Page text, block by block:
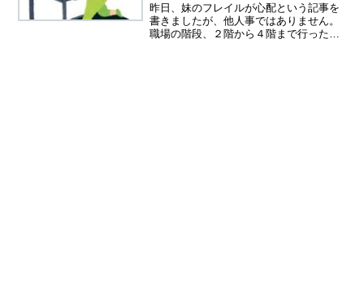
昨日、妹のフレイルが心配という記事を
書きましたが、他人事ではありません。
職場の階段、２階から４階まで行ったり